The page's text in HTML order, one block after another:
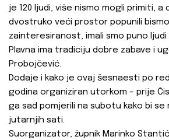
je 120 ljudi, više nismo mogli primiti, a
dvostruko veći prostor popunili bismo
zainteresiranost, imali smo puno
Plavna ima tradiciju dobre zabave i
Probojčević.
Dodaje i kako je ovaj šesnaesti po
godina organiziran utorkom – prije
ga sad pomjerili na subotu kako bi se
jutarnjih sati.
Suorganizator, župnik Marinko